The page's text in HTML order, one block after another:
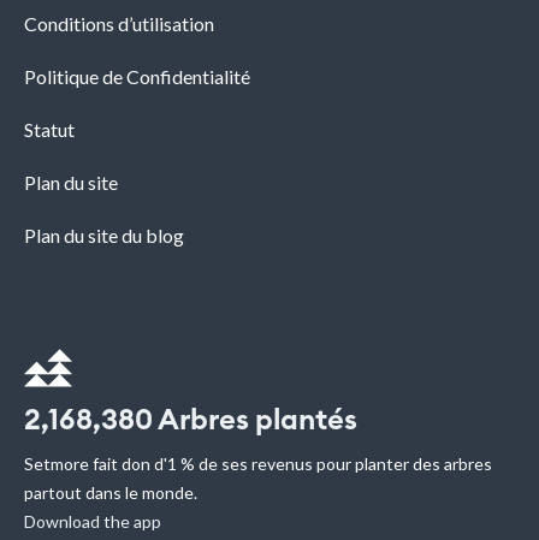
Conditions d’utilisation
Politique de Confidentialité
Statut
Plan du site
Plan du site du blog
2,168,380 Arbres plantés
Setmore fait don d'1 % de ses revenus pour planter des arbres
partout dans le monde.
Download the app